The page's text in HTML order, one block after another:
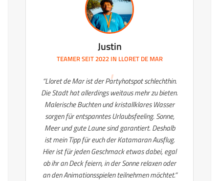
Justin
TEAMER SEIT 2022 IN LLORET DE MAR
“Lloret de Mar ist der Partyhotspot schlechthin.
Die Stadt hat allerdings weitaus mehr zu bieten.
Malerische Buchten und kristallklares Wasser
sorgen für entspanntes Urlaubsfeeling. Sonne,
Meer und gute Laune sind garantiert. Deshalb
ist mein Tipp für euch der Katamaran Ausflug.
Hier ist für jeden Geschmack etwas dabei, egal
ob ihr an Deck feiern, in der Sonne relaxen oder
an den Animationsspielen teilnehmen möchtet.”